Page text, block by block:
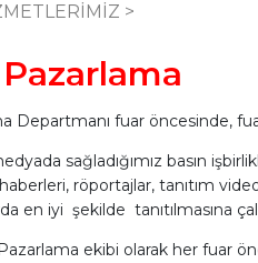
>
Pazarlama
Departmanı fuar öncesinde,
sağladığımız basın
röportajlar, tanıtım
en iyi şekilde tanıtılmasına
ekibi olarak her fuar